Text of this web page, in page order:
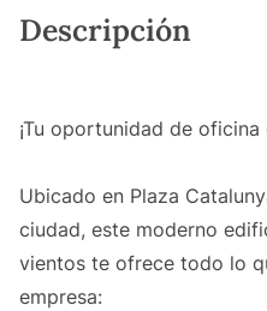
Descripción
¡Tu oportunidad de
Ubicado en Plaza
ciudad, este moderno
vientos te ofrece todo lo
empresa: